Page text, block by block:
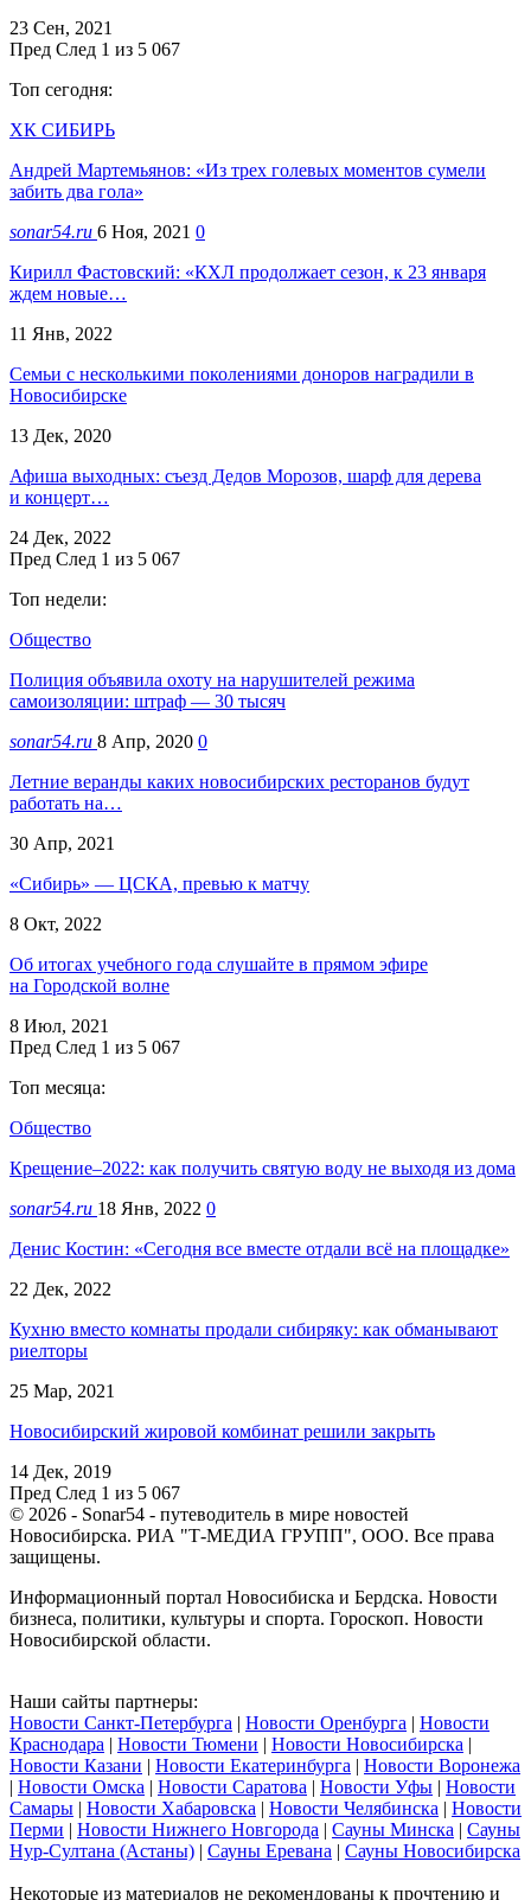
23 Сен, 2021
Пред След 1 из 5 067
Топ сегодня:
ХК СИБИРЬ
Андрей Мартемьянов: «Из трех голевых моментов сумели
забить два гола»
sonar54.ru 6 Ноя, 2021 0
Кирилл Фастовский: «КХЛ продолжает сезон, к 23 января
ждем новые…
11 Янв, 2022
Семьи с несколькими поколениями доноров наградили в
Новосибирске
13 Дек, 2020
Афиша выходных: съезд Дедов Морозов, шарф для дерева
и концерт…
24 Дек, 2022
Пред След 1 из 5 067
Топ недели:
Общество
Полиция объявила охоту на нарушителей режима
самоизоляции: штраф — 30 тысяч
sonar54.ru 8 Апр, 2020 0
Летние веранды каких новосибирских ресторанов будут
работать на…
30 Апр, 2021
«Сибирь» — ЦСКА, превью к матчу
8 Окт, 2022
Об итогах учебного года слушайте в прямом эфире
на Городской волне
8 Июл, 2021
Пред След 1 из 5 067
Топ месяца:
Общество
Крещение–2022: как получить святую воду не выходя из дома
sonar54.ru 18 Янв, 2022 0
Денис Костин: «Сегодня все вместе отдали всё на площадке»
22 Дек, 2022
Кухню вместо комнаты продали сибиряку: как обманывают
риелторы
25 Мар, 2021
Новосибирский жировой комбинат решили закрыть
14 Дек, 2019
Пред След 1 из 5 067
© 2026 - Sonar54 - путеводитель в мире новостей
Новосибирска. РИА "Т-МЕДИА ГРУПП", ООО. Все права
защищены.
Информационный портал Новосибиска и Бердска. Новости
бизнеса, политики, культуры и спорта. Гороскоп. Новости
Новосибирской области.
Наши сайты партнеры:
Новости Санкт-Петербурга | Новости Оренбурга | Новости
Краснодара | Новости Тюмени | Новости Новосибирска |
Новости Казани | Новости Екатеринбурга | Новости Воронежа
| Новости Омска | Новости Саратова | Новости Уфы | Новости
Самары | Новости Хабаровска | Новости Челябинска | Новости
Перми | Новости Нижнего Новгорода | Сауны Минска | Сауны
Нур-Султана (Астаны) | Сауны Еревана | Сауны Новосибирска
Некоторые из материалов не рекомендованы к прочтению и